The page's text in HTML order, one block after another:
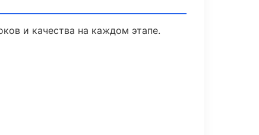
и качества на каждом этапе.